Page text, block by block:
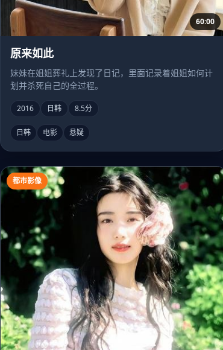
60:00
原来如此
妹妹在姐姐葬礼上发现了日记，里面记录着姐姐如何计
划并杀死自己的全过程。
2016 日韩 8.5分
日韩 电影 悬疑
都市影像